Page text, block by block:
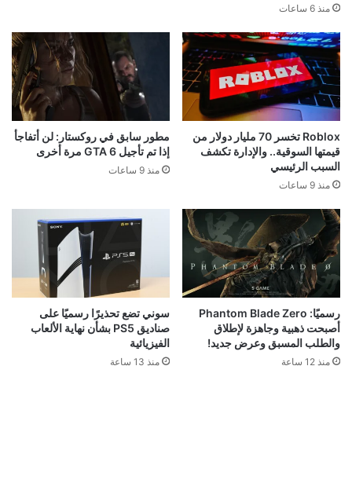
منذ 6 ساعات
Roblox تخسر 70 مليار دولار من
قيمتها السوقية.. والإدارة تكشف
السبب الرئيسي
منذ 9 ساعات
مطور سابق في روكستار: لن أتفاجأ
إذا تم تأجيل GTA 6 مرة أخرى
منذ 9 ساعات
رسميًا: Phantom Blade Zero
أصبحت ذهبية وجاهزة لإطلاق
والطلب المسبق وعرض جديد!
منذ 12 ساعة
سوني تضع تحذيرًا رسميًا على
صناديق PS5 بشأن نهاية الألعاب
الفيزيائية
منذ 13 ساعة